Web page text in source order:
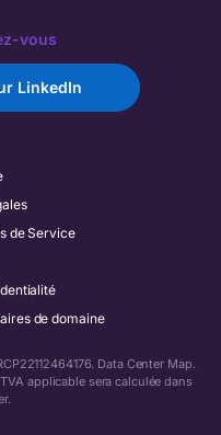
vous
LinkedIn
de Service
de domaine
Data Center Map.
applicable sera calculée dans